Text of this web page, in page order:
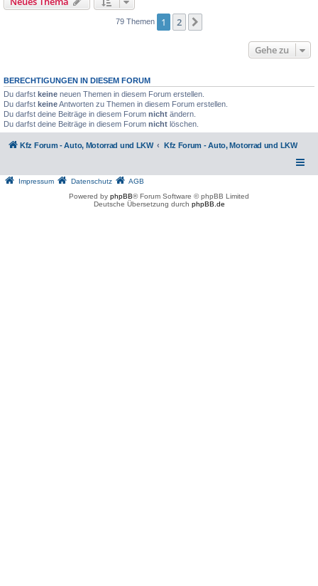
79 Themen 1 2
Gehe zu
BERECHTIGUNGEN IN DIESEM FORUM
Du darfst keine neuen Themen in diesem Forum erstellen.
Du darfst keineAntworten zu Themen in diesem Forum erstellen.
Du darfst deine Beiträge in diesem Forum nicht ändern.
Du darfst deine Beiträge in diesem Forum nicht löschen.
Kfz Forum - Auto, Motorrad und LKW Kfz Forum - Auto, Motorrad und LKW
Impressum Datenschutz
AGB
Powered by phpBB® Forum Software © phpBB Limited
Deutsche Übersetzung durch phpBB.de